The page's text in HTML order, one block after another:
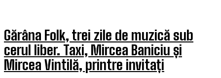
Gărâna Folk, trei zile de muzică sub
cerul liber. Taxi, Mircea Baniciu și
Mircea Vintilă, printre invitați